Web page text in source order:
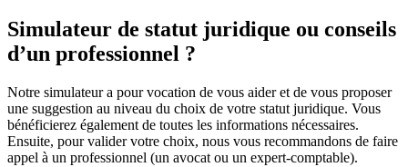
Simulateur de statut juridique ou conseils
d’un professionnel ?
Notre simulateur a pour vocation de vous aider et de vous proposer
une suggestion au niveau du choix de votre statut juridique. Vous
bénéficierez également de toutes les informations nécessaires.
Ensuite, pour valider votre choix, nous vous recommandons de faire
appel à un professionnel (un avocat ou un expert-comptable).